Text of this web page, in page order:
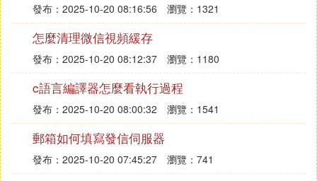
發布：2025-10-20 08:16:56 瀏覽：1321
怎麼清理微信視頻緩存
發布：2025-10-20 08:12:37 瀏覽：1180
c語言編譯器怎麼看執行過程
發布：2025-10-20 08:00:32 瀏覽：1541
郵箱如何填寫發信伺服器
發布：2025-10-20 07:45:27 瀏覽：741